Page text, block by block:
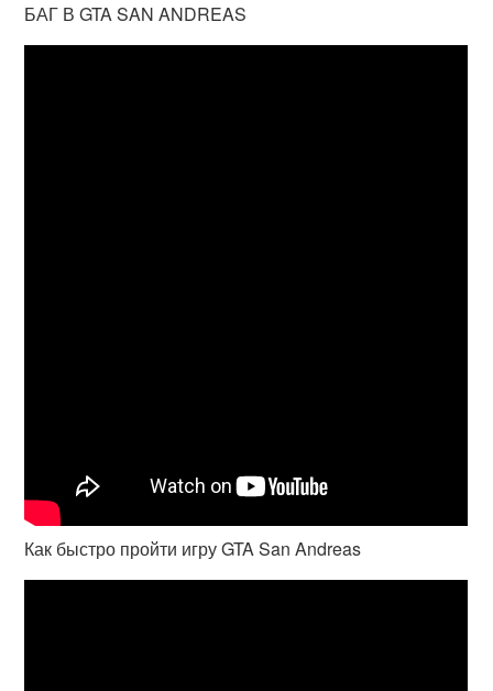
БАГ В GTA SAN ANDREAS
Как быстро пройти игру GTA San Andreas